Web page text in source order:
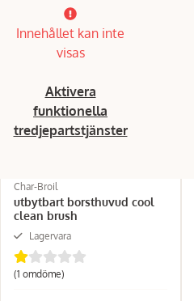
Innehållet kan inte
visas
Aktivera
funktionella
tredjepartstjänster
Char-Broil
utbytbart borsthuvud cool
clean brush
Lagervara
(1 omdöme)